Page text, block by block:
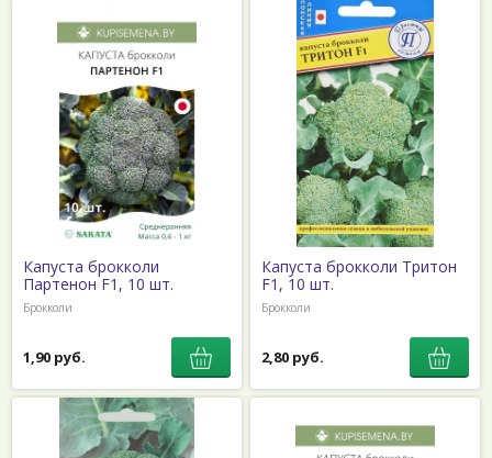
Капуста брокколи
Партенон F1, 10 шт.
Брокколи
1,90 руб.
Капуста брокколи Тритон
F1, 10 шт.
Брокколи
2,80 руб.